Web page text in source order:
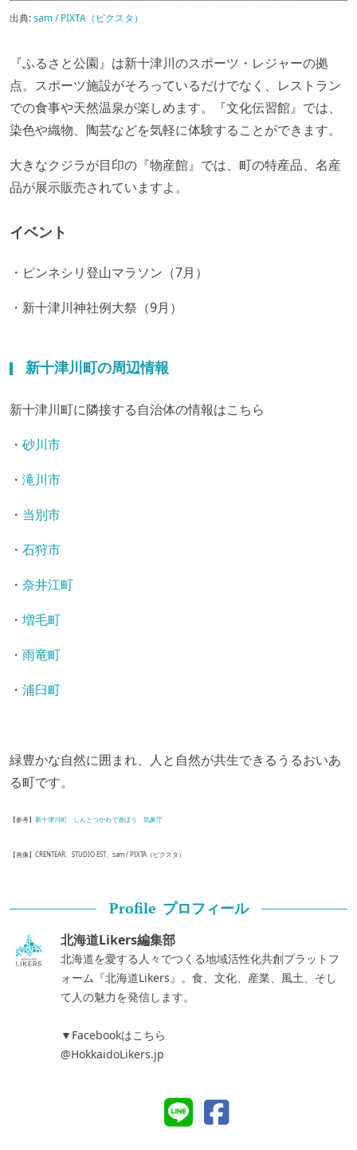
出典:sam / PIXTA（ピクスタ）
『ふるさと公園』は新十津川のスポーツ・レジャーの拠
点。スポーツ施設がそろっているだけでなく、レストラン
での食事や天然温泉が楽しめます。『文化伝習館』では、
染色や織物、陶芸などを気軽に体験することができます。
大きなクジラが目印の『物産館』では、町の特産品、名産
品が展示販売されていますよ。
イベント
・ピンネシリ登山マラソン（7月）
・新十津川神社例大祭（9月）
新十津川町の周辺情報
新十津川町に隣接する自治体の情報はこちら
・ 砂川市
・ 滝川市
・ 当別市
・ 石狩市
・ 奈井江町
・ 増毛町
・ 雨竜町
・ 浦臼町
緑豊かな自然に囲まれ、人と自然が共生できるうるおいあ
る町です。
【参考】 新十津川町 しんとつかわで遊ぼう 気象庁
【画像】CRENTEAR、STUDIO EST、sam / PIXTA（ピクスタ）
Profile プロフィール
北海道Likers編集部
北海道を愛する人々でつくる地域活性化共創プラットフ
ォーム『北海道Likers』。食、文化、産業、風土、そし
て人の魅力を発信します。
▼Facebookはこちら
@HokkaidoLikers.jp